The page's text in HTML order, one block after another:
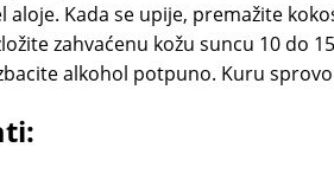
aloje. Kada se upije, premažite
zahvaćenu kožu suncu 10 do
alkohol potpuno. Kuru